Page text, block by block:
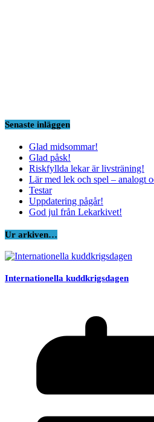
Senaste inläggen
Glad midsommar!
Glad påsk!
Riskfyllda lekar är livsträning!
Lär med lek och spel – analogt
Testar
Uppdatering pågår!
God jul från Lekarkivet!
Ur arkiven…
Internationella kuddkrigsdagen